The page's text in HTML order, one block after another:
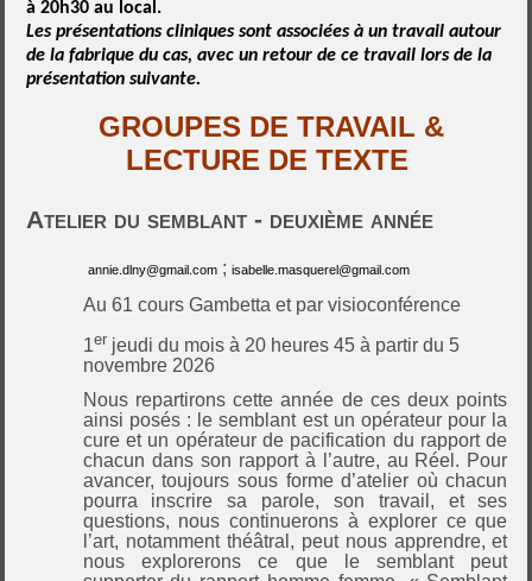
à 20h30au local.
Les présentations cliniques sont associées à un travail autour
de la fabrique du cas, avec un retour de ce travail lors de la
présentation suivante.
GROUPES DE TRAVAIL &
LECTURE DE TEXTE
Atelier du semblant - deuxième année
annie.dlny@gmail.com; isabelle.masquerel@gmail.com
Au 61 cours Gambetta et par visioconférence
1er jeudi du mois à 20 heures 45 à partir du 5
novembre 2026
Nous repartirons cette année de ces deux points
ainsi posés : le semblant est un opérateur pour la
cure et un opérateur de pacification du rapport de
chacun dans son rapport à l’autre, au Réel. Pour
avancer, toujours sous forme d’atelier où chacun
pourra inscrire sa parole, son travail, et ses
questions, nous continuerons à explorer ce que
l’art, notamment théâtral, peut nous apprendre, et
nous explorerons ce que le semblant peut